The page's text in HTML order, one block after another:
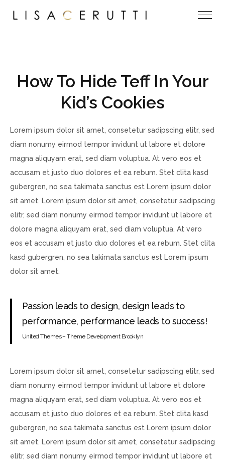
How To Hide Teff In Your
Kid’s Cookies
Lorem ipsum dolor sit amet, consetetur sadipscing elitr, sed
diam nonumy eirmod tempor invidunt ut labore et dolore
magna aliquyam erat, sed diam voluptua. At vero eos et
accusam et justo duo dolores et ea rebum. Stet clita kasd
gubergren, no sea takimata sanctus est Lorem ipsum dolor
sit amet. Lorem ipsum dolor sit amet, consetetur sadipscing
elitr, sed diam nonumy eirmod tempor invidunt ut labore et
dolore magna aliquyam erat, sed diam voluptua. At vero
eos et accusam et justo duo dolores et ea rebum. Stet clita
kasd gubergren, no sea takimata sanctus est Lorem ipsum
dolor sit amet.
Passion leads to design, design leads to
performance, performance leads to success!
United Themes – Theme Development Brooklyn
Lorem ipsum dolor sit amet, consetetur sadipscing elitr, sed
diam nonumy eirmod tempor invidunt ut labore et dolore
magna aliquyam erat, sed diam voluptua. At vero eos et
accusam et justo duo dolores et ea rebum. Stet clita kasd
gubergren, no sea takimata sanctus est Lorem ipsum dolor
sit amet. Lorem ipsum dolor sit amet, consetetur sadipscing
elitr, sed diam nonumy eirmod tempor invidunt ut labore et